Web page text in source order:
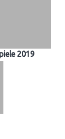
2019